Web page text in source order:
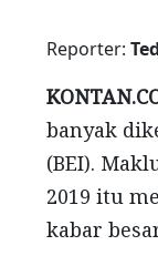
Reporter:
banyak
(BEI).
2019 itu
kabar